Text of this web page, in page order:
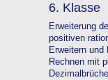
6. Klasse
Erweiterung
positiven
Erweitern und
Rechnen mit